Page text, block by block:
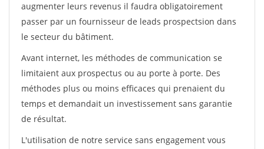
augmenter leurs revenus il faudra obligatoirement
passer par un fournisseur de leads prospectsion dans
le secteur du bâtiment.
Avant internet, les méthodes de communication se
limitaient aux prospectus ou au porte à porte. Des
méthodes plus ou moins efficaces qui prenaient du
temps et demandait un investissement sans garantie
de résultat.
L'utilisation de notre service sans engagement vous